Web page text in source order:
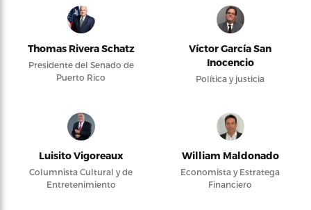
Thomas Rivera Schatz
Presidente del Senado de
Puerto Rico
Víctor García San
Inocencio
Política y justicia
Luisito Vigoreaux
Columnista Cultural y de
Entretenimiento
William Maldonado
Economista y Estratega
Financiero